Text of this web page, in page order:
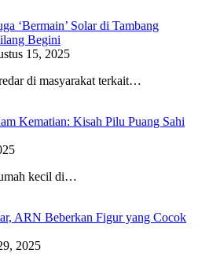
‘Bermain’ Solar di Tambang
Begini
15, 2025
di masyarakat terkait…
Kematian: Kisah Pilu Puang Sahi
kecil di…
ARN Beberkan Figur yang Cocok
2025